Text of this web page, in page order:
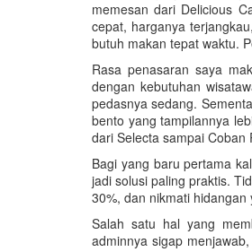
memesan dari Delicious
cepat, harganya
butuh makan tepat waktu.
Rasa penasaran saya
dengan kebutuhan
pedasnya sedang.
bento yang tampilannya
dari Selecta sampai Coban
Bagi yang baru pertama
jadi solusi paling praktis.
30%, dan nikmati
Salah satu hal yang
adminnya sigap